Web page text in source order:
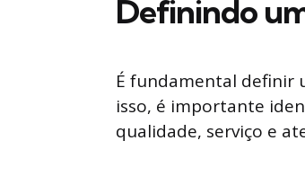
Definindo
É fundamental definir
isso, é importante
qualidade, serviço e